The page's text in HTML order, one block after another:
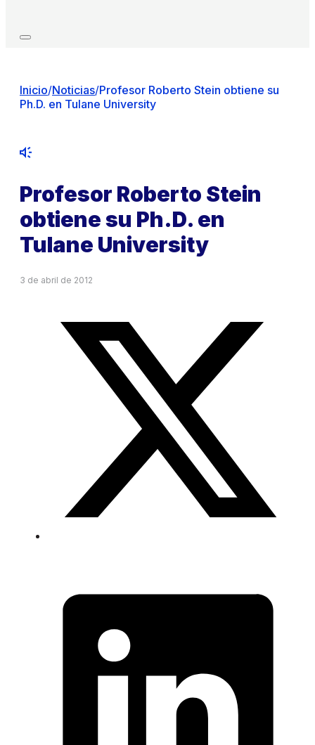
Inicio/Noticias/Profesor Roberto Stein obtiene su
Ph.D. en Tulane University
Profesor Roberto Stein
obtiene su Ph.D. en
Tulane University
3 de abril de 2012